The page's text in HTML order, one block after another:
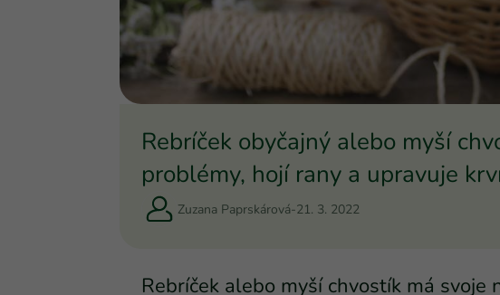
Rebríček obyčajný alebo myší
problémy, hojí rany a upravuje
Zuzana Paprskárová-21. 3. 2022
Rebríček alebo myší chvostík má svoje